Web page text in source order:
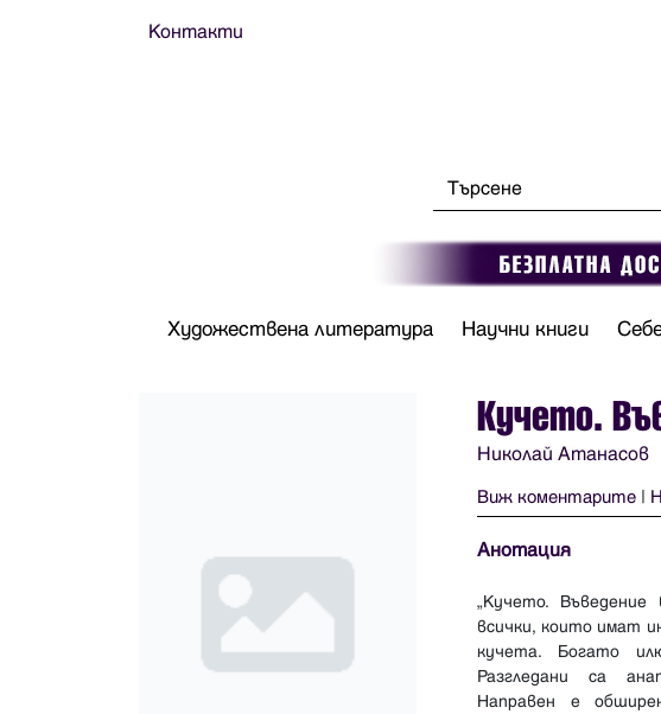
Контакти
Художествена литература Научни книги
Кучето.
Николай Атанасов
Виж коментарите |
Анотация
„Кучето.
всички, които имат
кучета. Богато
Разгледани са
Направен е